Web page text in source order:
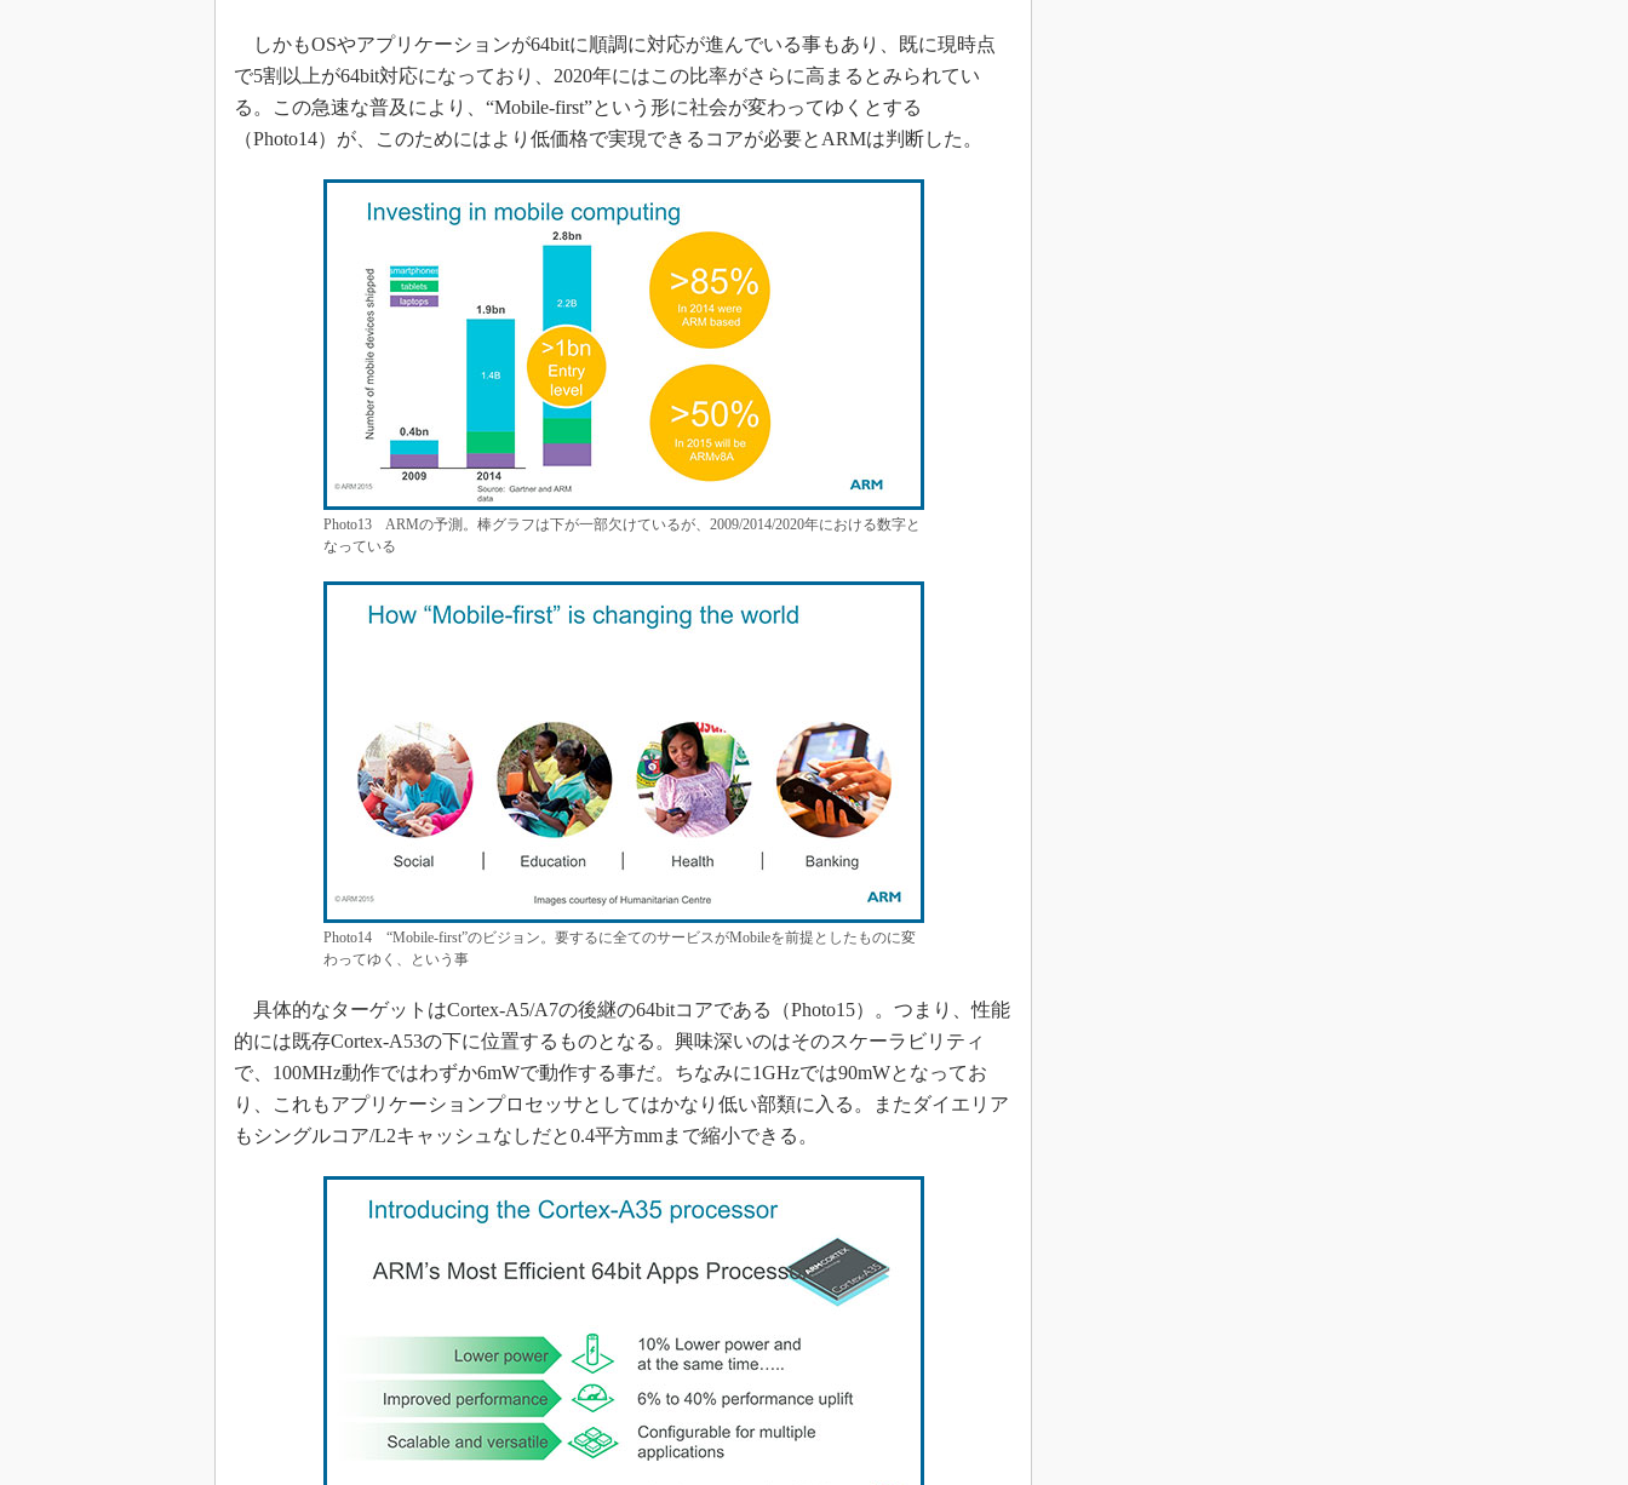
しかもOSやアプリケーションが64bitに順調に対応が進んでいる事もあり、既に現時点
で5割以上が64bit対応になっており、2020年にはこの比率がさらに高まるとみられてい
る。この急速な普及により、“Mobile-first”という形に社会が変わってゆくとする
（Photo14）が、このためにはより低価格で実現できるコアが必要とARMは判断した。
Photo13 ARMの予測。棒グラフは下が一部欠けているが、2009/2014/2020年における数字と
なっている
Photo14 “Mobile-first”のビジョン。要するに全てのサービスがMobileを前提としたものに変
わってゆく、という事
具体的なターゲットはCortex-A5/A7の後継の64bitコアである（Photo15）。つまり、性能
的には既存Cortex-A53の下に位置するものとなる。興味深いのはそのスケーラビリティ
で、100MHz動作ではわずか6mWで動作する事だ。ちなみに1GHzでは90mWとなってお
り、これもアプリケーションプロセッサとしてはかなり低い部類に入る。またダイエリア
もシングルコア/L2キャッシュなしだと0.4平方mmまで縮小できる。